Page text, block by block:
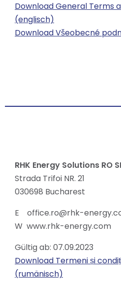
Download General Terms
(englisch)
Download Všeobecné
RHK Energy Solutions RO
Strada Trifoi NR. 21
030698 Bucharest
E office.ro@rhk-
W www.rhk-energy.com
Gültig ab: 07.09.2023
Download Termeni și
(rumänisch)